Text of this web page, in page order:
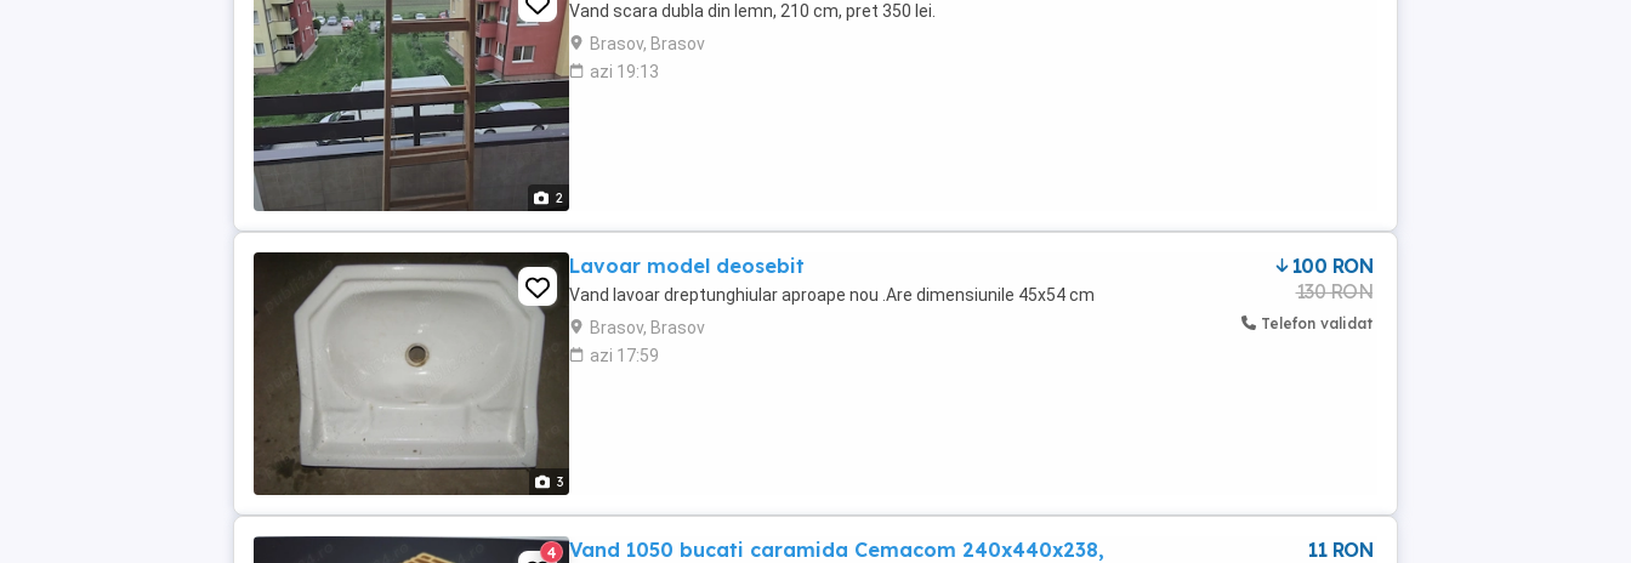
2
Vand scara dubla din lemn, 210 cm, pret 350 lei.
Brasov, Brasov
azi 19:13
3
Lavoar model deosebit
Vand lavoar dreptunghiular aproape nou .Are dimensiunile 45x54 cm
Brasov, Brasov
azi 17:59
100 RON
130 RON
Telefon validat
4
Vand 1050 bucati caramida Cemacom 240x440x238,
11 RON